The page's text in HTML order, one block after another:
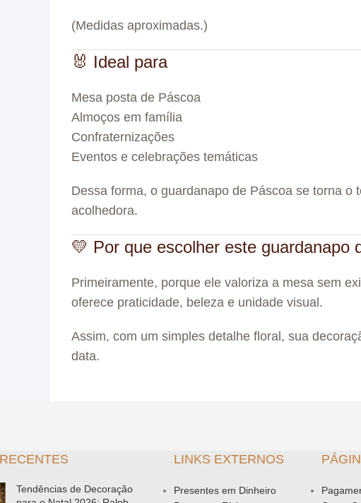
(Medidas aproximadas.)
🐰 Ideal para
Mesa posta de Páscoa
Almoços em família
Confraternizações
Eventos e celebrações temáticas
Dessa forma, o guardanapo de Páscoa se torna
acolhedora.
💛 Por que escolher este guardanapo
Primeiramente, porque ele valoriza a mesa sem
oferece praticidade, beleza e unidade visual.
Assim, com um simples detalhe floral, sua
data.
Tendências de Decoração
LINKS EXTERNOS
Presentes em Dinheiro